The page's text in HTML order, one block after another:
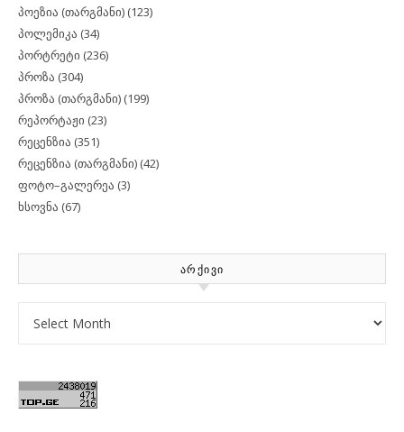
პოეზია (თარგმანი) (123)
პოლემიკა (34)
პორტრეტი (236)
პროზა (304)
პროზა (თარგმანი) (199)
რეპორტაჟი (23)
რეცენზია (351)
რეცენზია (თარგმანი) (42)
ფოტო–გალერეა (3)
ხსოვნა (67)
ᲐᲠᲥᲘᲕᲘ